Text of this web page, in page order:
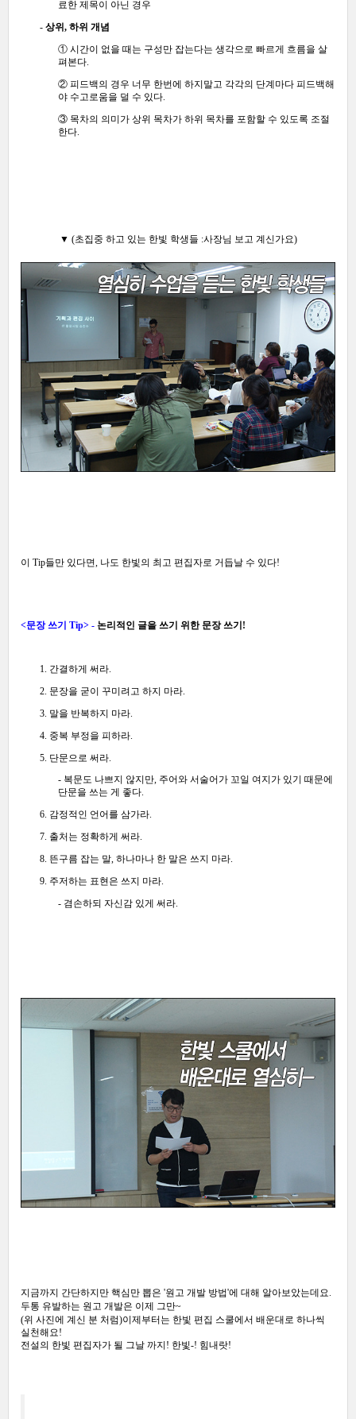
료한 제목이 아닌 경우
- 상위, 하위 개념
① 시간이 없을 때는 구성만 잡는다는 생각으로 빠르게 흐름을 살
펴본다.
② 피드백의 경우 너무 한번에 하지말고 각각의 단계마다 피드백해
야 수고로움을 덜 수 있다.
③ 목차의 의미가 상위 목차가 하위 목차를 포함할 수 있도록 조절
한다.
▼ (초집중 하고 있는 한빛 학생들 :사장님 보고 계신가요)
이 Tip들만 있다면, 나도 한빛의 최고 편집자로 거듭날 수 있다!
<문장 쓰기 Tip> - 논리적인 글을 쓰기 위한 문장 쓰기!
1. 간결하게 써라.
2. 문장을 굳이 꾸미려고 하지 마라.
3. 말을 반복하지 마라.
4. 중복 부정을 피하라.
5. 단문으로 써라.
- 복문도 나쁘지 않지만, 주어와 서술어가 꼬일 여지가 있기 때문에
단문을 쓰는 게 좋다.
6. 감정적인 언어를 삼가라.
7. 출처는 정확하게 써라.
8. 뜬구름 잡는 말, 하나마나 한 말은 쓰지 마라.
9. 주저하는 표현은 쓰지 마라.
- 겸손하되 자신감 있게 써라.
지금까지 간단하지만 핵심만 뽑은 '원고 개발 방법'에 대해 알아보았는데요.
두통 유발하는 원고 개발은 이제 그만~
(위 사진에 계신 분 처럼)이제부터는 한빛 편집 스쿨에서 배운대로 하나씩
실천해요!
전설의 한빛 편집자가 될 그날 까지! 한빛-! 힘내랏!